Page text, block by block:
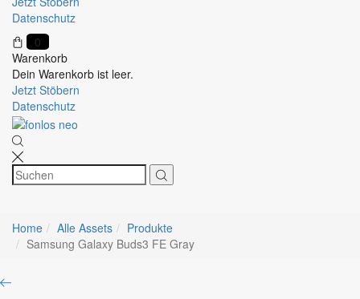
Datenschutz
0
Warenkorb
Dein Warenkorb ist leer.
Jetzt Stöbern
Datenschutz
Home Alle Assets
Produkte
Samsung Galaxy Buds3 FE Gray
Product
Samsung